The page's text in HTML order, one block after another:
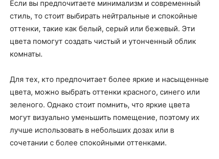
Если вы предпочитаете минимализм и современный
стиль, то стоит выбирать нейтральные и спокойные
оттенки, такие как белый, серый или бежевый. Эти
цвета помогут создать чистый и утонченный облик
комнаты.
Для тех, кто предпочитает более яркие и насыщенные
цвета, можно выбрать оттенки красного, синего или
зеленого. Однако стоит помнить, что яркие цвета
могут визуально уменьшить помещение, поэтому их
лучше использовать в небольших дозах или в
сочетании с более спокойными оттенками.